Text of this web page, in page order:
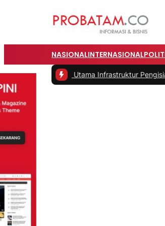
NASIONALINTERNASIONAL
Utama Infrastruktur Pengisian Daya untuk